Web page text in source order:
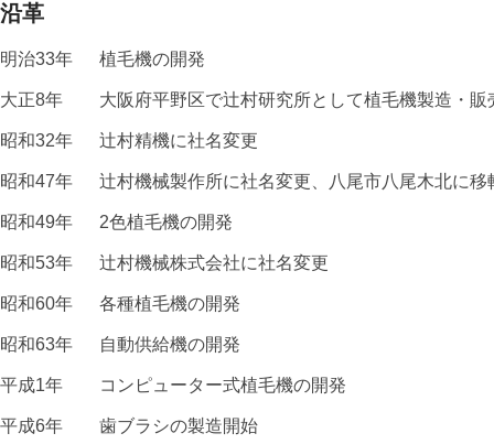
沿革
明治33年 植毛機の開発
大正8年 大阪府平野区で辻村研究所として植毛機製造・販
昭和32年 辻村精機に社名変更
昭和47年 辻村機械製作所に社名変更、八尾市八尾木北に移
昭和49年 2色植毛機の開発
昭和53年 辻村機械株式会社に社名変更
昭和60年 各種植毛機の開発
昭和63年 自動供給機の開発
平成1年 コンピューター式植毛機の開発
平成6年 ⻭ブラシの製造開始